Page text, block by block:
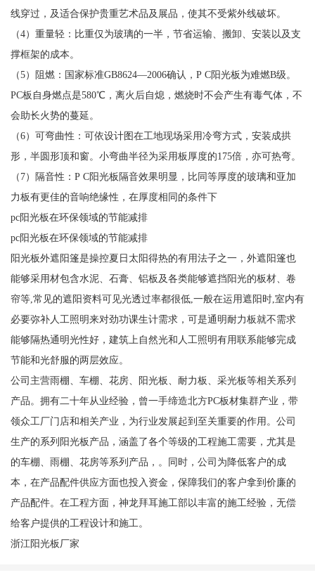
线穿过，及适合保护贵重艺术品及展品，使其不受紫外线破坏。
（4）重量轻：比重仅为玻璃的一半，节省运输、搬卸、安装以及支
撑框架的成本。
（5）阻燃：国家标准GB8624—2006确认，P C阳光板为难燃B级。
PC板自身燃点是580℃，离火后自熄，燃烧时不会产生有毒气体，不
会助长火势的蔓延。
（6）可弯曲性：可依设计图在工地现场采用冷弯方式，安装成拱
形，半圆形顶和窗。小弯曲半径为采用板厚度的175倍，亦可热弯。
（7）隔音性：P C阳光板隔音效果明显，比同等厚度的玻璃和亚加
力板有更佳的音响绝缘性，在厚度相同的条件下
pc阳光板在环保领域的节能减排
pc阳光板在环保领域的节能减排
阳光板外遮阳篷是操控夏日太阳得热的有用法子之一，外遮阳篷也
能够采用材包含水泥、石膏、铝板及各类能够遮挡阳光的板材、卷
帘等,常见的遮阳资料可见光透过率都很低,一般在运用遮阳时,室内有
必要弥补人工照明来对劲功课生计需求，可是通明耐力板就不需求
能够隔热通明光性好，建筑上自然光和人工照明有用联系能够完成
节能和光舒服的两层效应。
公司主营雨棚、车棚、花房、阳光板、耐力板、采光板等相关系列
产品。拥有二十年从业经验，曾一手缔造北方PC板材集群产业，带
领众工厂门店和相关产业，为行业发展起到至关重要的作用。公司
生产的系列阳光板产品，涵盖了各个等级的工程施工需要，尤其是
的车棚、雨棚、花房等系列产品，。同时，公司为降低客户的成
本，在产品配件供应方面也投入资金，保障我们的客户拿到价廉的
产品配件。在工程方面，神龙拜耳施工部以丰富的施工经验，无偿
给客户提供的工程设计和施工。
浙江阳光板厂家